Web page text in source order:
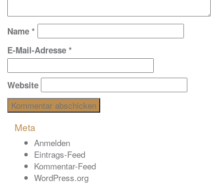
Name *
E-Mail-Adresse *
Website
Meta
Anmelden
Eintrags-Feed
Kommentar-Feed
WordPress.org